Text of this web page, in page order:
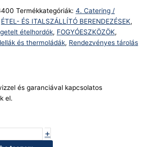
Termékkategóriák: 4. Catering /
ÉTEL- ÉS ITALSZÁLLÍTÓ BERENDEZÉSEK,
ételhordók, FOGYÓESZKÖZÖK,
és thermoládák, Rendezvényes tárolás
és garanciával kapcsolatos
el.
+